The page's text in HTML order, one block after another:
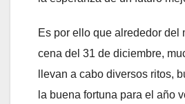
Es por ello que alrededor del
cena del 31 de diciembre,
llevan a cabo diversos ritos,
la buena fortuna para el año